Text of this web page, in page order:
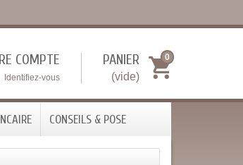
PANIER
(vide)
0
COMPTE
Identifiez-vous
CONSEILS & POSE